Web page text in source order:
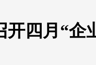
开四月“企